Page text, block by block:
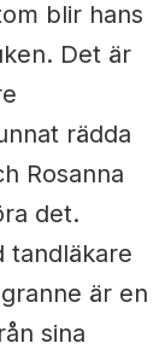
blir hans
Det är
rädda
Rosanna
det.
tandläkare
är en
sina